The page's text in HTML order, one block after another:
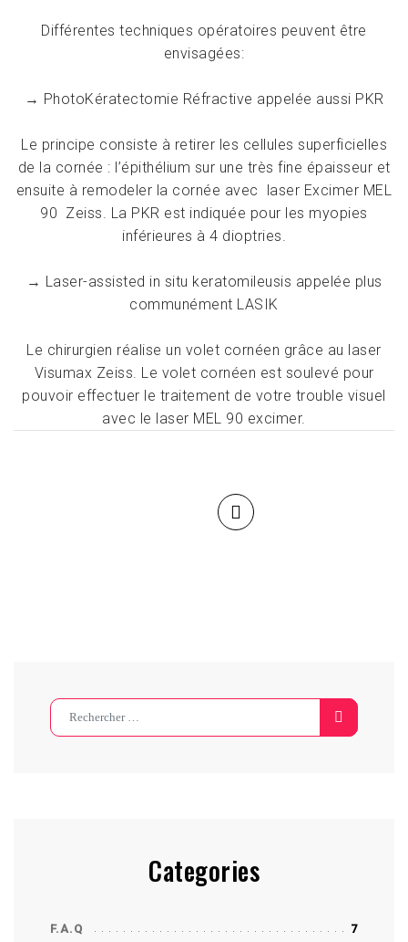
Différentes techniques opératoires peuvent être
envisagées:
→ PhotoKératectomie Réfractive appelée aussi PKR
Le principe consiste à retirer les cellules superficielles
de la cornée : l’épithélium sur une très fine épaisseur et
ensuite à remodeler la cornée avec laser Excimer MEL
90 Zeiss. La PKR est indiquée pour les myopies
inférieures à 4 dioptries.
→ Laser-assisted in situ keratomileusis appelée plus
communément LASIK
Le chirurgien réalise un volet cornéen grâce au laser
Visumax Zeiss. Le volet cornéen est soulevé pour
pouvoir effectuer le traitement de votre trouble visuel
avec le laser MEL 90 excimer.
Search
Categories
F.A.Q 7